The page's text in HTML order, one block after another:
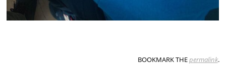
BOOKMARK THEpermalink.